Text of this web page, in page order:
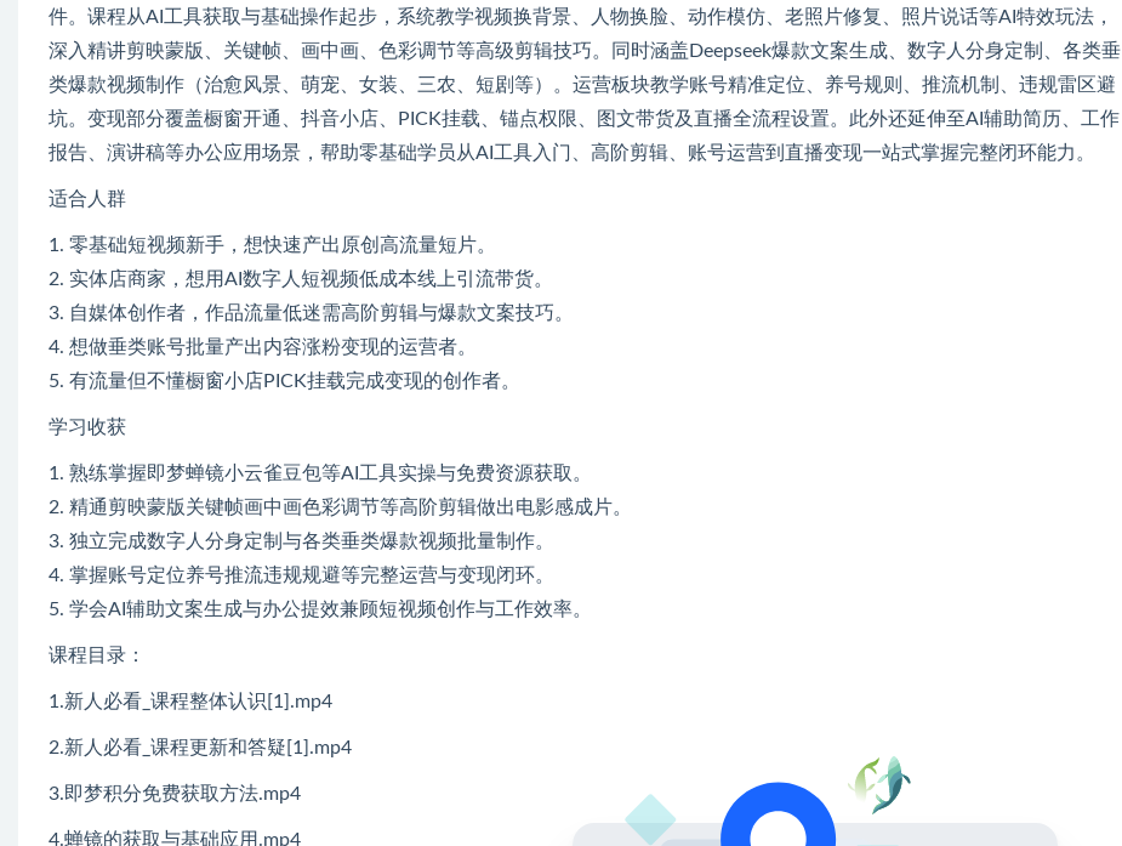
件。课程从AI工具获取与基础操作起步，系统教学视频换背景、人物换脸、动作模仿、老照片修复、照片说话等AI特效玩法，
深入精讲剪映蒙版、关键帧、画中画、色彩调节等高级剪辑技巧。同时涵盖Deepseek爆款文案生成、数字人分身定制、各类垂
类爆款视频制作（治愈风景、萌宠、女装、三农、短剧等）。运营板块教学账号精准定位、养号规则、推流机制、违规雷区避
坑。变现部分覆盖橱窗开通、抖音小店、PICK挂载、锚点权限、图文带货及直播全流程设置。此外还延伸至AI辅助简历、工作
报告、演讲稿等办公应用场景，帮助零基础学员从AI工具入门、高阶剪辑、账号运营到直播变现一站式掌握完整闭环能力。
适合人群
1. 零基础短视频新手，想快速产出原创高流量短片。
2. 实体店商家，想用AI数字人短视频低成本线上引流带货。
3. 自媒体创作者，作品流量低迷需高阶剪辑与爆款文案技巧。
4. 想做垂类账号批量产出内容涨粉变现的运营者。
5. 有流量但不懂橱窗小店PICK挂载完成变现的创作者。
学习收获
1. 熟练掌握即梦蝉镜小云雀豆包等AI工具实操与免费资源获取。
2. 精通剪映蒙版关键帧画中画色彩调节等高阶剪辑做出电影感成片。
3. 独立完成数字人分身定制与各类垂类爆款视频批量制作。
4. 掌握账号定位养号推流违规规避等完整运营与变现闭环。
5. 学会AI辅助文案生成与办公提效兼顾短视频创作与工作效率。
课程目录：
1.新人必看_课程整体认识[1].mp4
2.新人必看_课程更新和答疑[1].mp4
3.即梦积分免费获取方法.mp4
4.蝉镜的获取与基础应用.mp4